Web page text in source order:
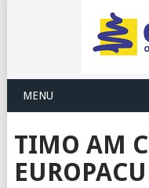
MENU
TIMO AM